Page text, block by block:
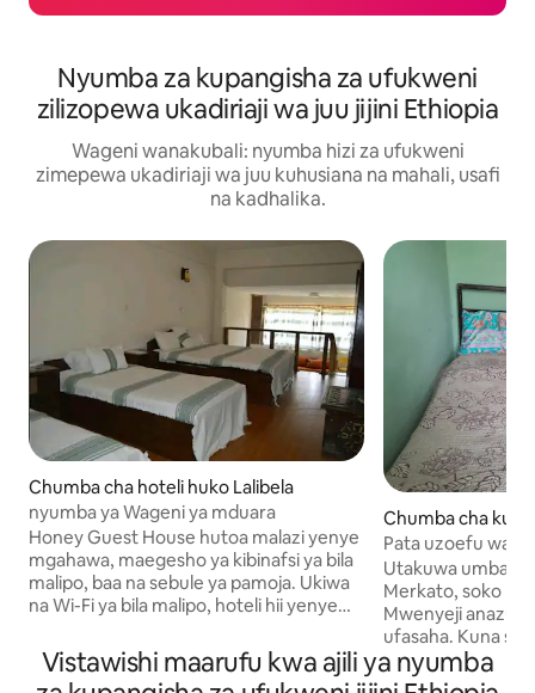
Nyumba za kupangisha za ufukweni
zilizopewa ukadiriaji wa juu jijini Ethiopia
Wageni wanakubali: nyumba hizi za ufukweni
zimepewa ukadiriaji wa juu kuhusiana na mahali, usafi
na kadhalika.
Chumba cha hoteli huko Lalibela
nyumba ya Wageni ya mduara
Honey Guest House hutoa malazi yenye
mgahawa, maegesho ya kibinafsi ya bila
malipo, baa na sebule ya pamoja. Ukiwa
na Wi-Fi ya bila malipo, hoteli hii yenye
chumba na ATM. Malazi hutoa dawati la
mapokezi la saa 24, jiko la pamoja na
Chumba cha
o Addis Ababa
Pata uzoefu wa
mazingira mazuri.
Utakuwa umbali
Merkato, soko
Mwenyeji
ufasaha. Kuna
ikiwa uko mbali
Balozi nyingi za
Vistawishi maarufu kwa ajili ya nyumba